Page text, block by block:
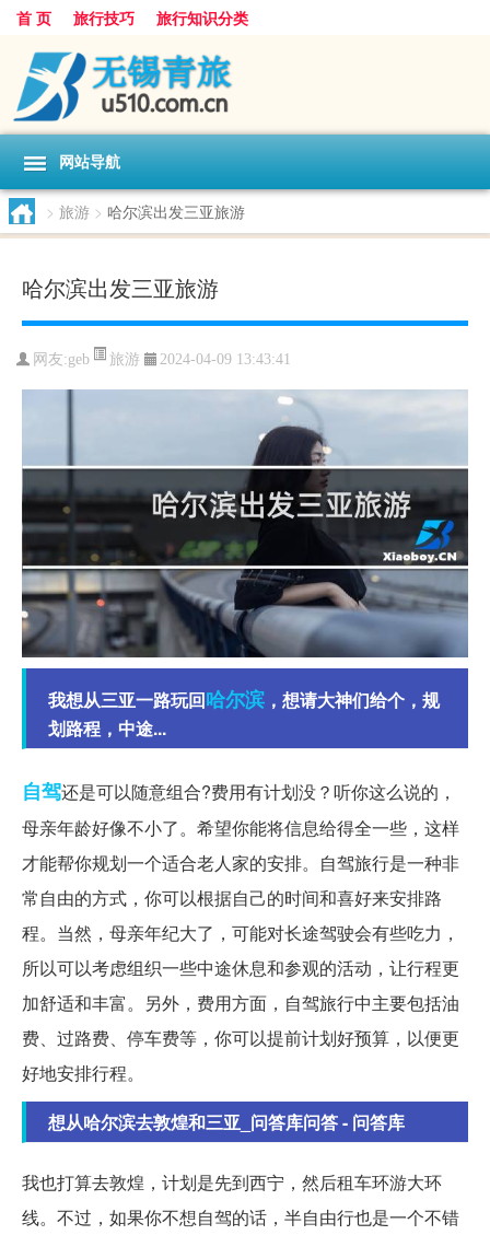
首 页 旅行技巧 旅行知识分类
网站导航
> 旅游 > 哈尔滨出发三亚旅游
哈尔滨出发三亚旅游
网友:geb 旅游 2024-04-09 13:43:41
我想从三亚一路玩回哈尔滨 ，想请大神们给个，规
划路程，中途...
自驾还是可以随意组合?费用有计划没？听你这么说的，
母亲年龄好像不小了。希望你能将信息给得全一些，这样
才能帮你规划一个适合老人家的安排。自驾旅行是一种非
常自由的方式，你可以根据自己的时间和喜好来安排路
程。当然，母亲年纪大了，可能对长途驾驶会有些吃力，
所以可以考虑组织一些中途休息和参观的活动，让行程更
加舒适和丰富。另外，费用方面，自驾旅行中主要包括油
费、过路费、停车费等，你可以提前计划好预算，以便更
好地安排行程。
想从哈尔滨去敦煌和三亚_问答库问答 - 问答库
我也打算去敦煌，计划是先到西宁，然后租车环游大环
线。不过，如果你不想自驾的话，半自由行也是一个不错